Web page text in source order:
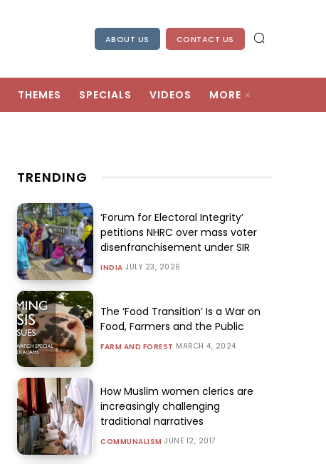
ABOUT US CONTACT US
THEMES SPECIALS VIDEOS MORE
TRENDING
‘Forum for Electoral Integrity’
petitions NHRC over mass voter
disenfranchisement under SIR
INDIA JULY 23, 2026
The ‘Food Transition’ Is a War on
Food, Farmers and the Public
FARM AND FOREST MARCH 4, 2024
How Muslim women clerics are
increasingly challenging
traditional narratives
COMMUNALISM JUNE 12, 2017